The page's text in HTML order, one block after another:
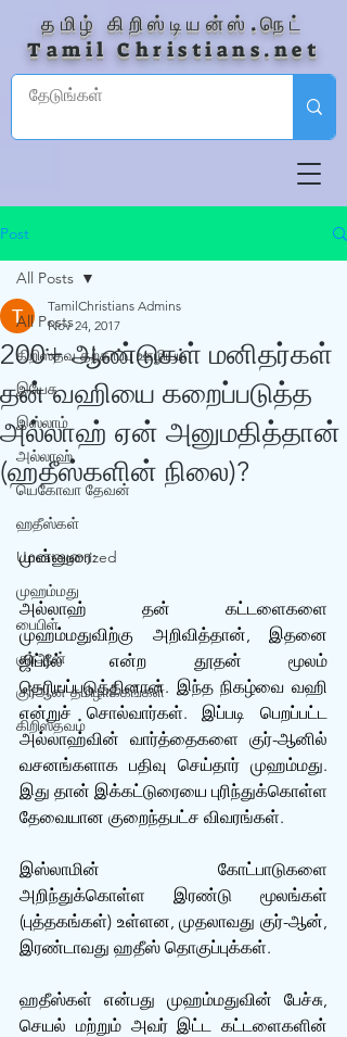
தமிழ் கிறிஸ்டியன்ஸ்.நெட்
Tamil Christians.net
Post
All Posts
கிறிஸ்தவ தற்காப்பு ஊழியம்
இயேசு
இஸ்லாம்
அல்லாஹ்
யெகோவா தேவன்
ஹதீஸ்கள்
Uncategorized
முஹம்மது
பைபிள்
குர்‍ஆன்
குர்‍ஆன் தமிழாக்கங்கள்
கிறிஸ்தவம்
All Posts
200+ ஆண்டுகள் மனிதர்கள்
தன் வஹியை கறைப்படுத்த
அல்லாஹ் ஏன் அனுமதித்தான்
(ஹதீஸ்களின் நிலை)?
TamilChristians Admins
Nov 24, 2017
முன்னுரை:
அல்லாஹ் தன் கட்டளைகளை
முஹம்மதுவிற்கு அறிவித்தான், இதனை
ஜிப்ரீல் என்ற தூதன் மூலம்
தெரியப்படுத்தினான். இந்த நிகழ்வை வஹி
என்றுச் சொல்வார்கள். இப்படி பெறப்பட்ட
அல்லாஹ்வின் வார்த்தைகளை குர்-ஆனில்
வசனங்களாக பதிவு செய்தார் முஹம்மது.
இது தான் இக்கட்டுரையை புரிந்துக்கொள்ள
தேவையான குறைந்தபட்ச விவரங்கள்.
இஸ்லாமின் கோட்பாடுகளை
அறிந்துக்கொள்ள இரண்டு மூலங்கள்
(புத்தகங்கள்) உள்ளன, முதலாவது குர்-ஆன்,
இரண்டாவது ஹதீஸ் தொகுப்புக்கள்.
ஹதீஸ்கள் என்பது முஹம்மதுவின் பேச்சு,
செயல் மற்றும் அவர் இட்ட கட்டளைகளின்